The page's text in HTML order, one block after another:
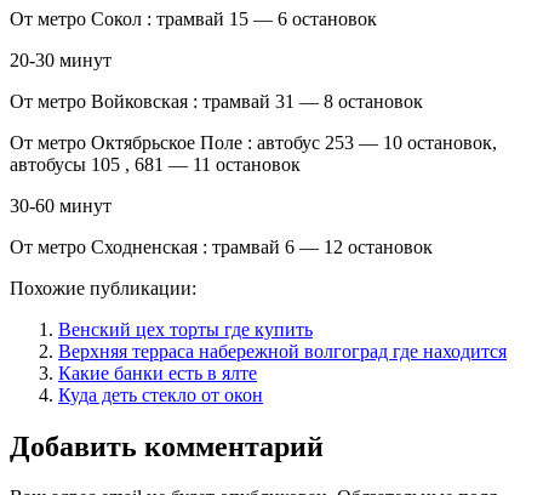
От метро Сокол : трамвай 15 — 6 остановок
20-30 минут
От метро Войковская : трамвай 31 — 8 остановок
От метро Октябрьское Поле : автобус 253 — 10 остановок,
автобусы 105 , 681 — 11 остановок
30-60 минут
От метро Сходненская : трамвай 6 — 12 остановок
Похожие публикации:
Венский цех торты где купить
Верхняя терраса набережной волгоград где находится
Какие банки есть в ялте
Куда деть стекло от окон
Добавить комментарий